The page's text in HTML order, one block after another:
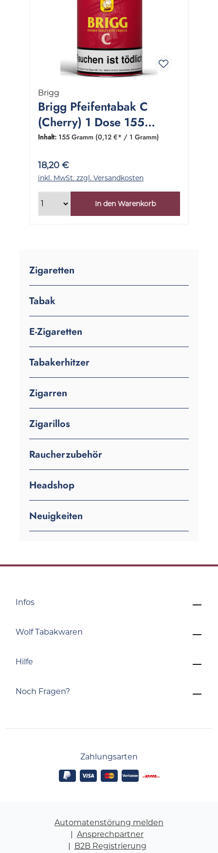
Zigaretten
Tabak
E-Zigaretten
Tabakerhitzer
Zigarren
Zigarillos
Raucherzubehör
Headshop
Neuigkeiten
Brigg
Brigg Pfeifentabak C
(Cherry) 1 Dose 155
Gramm
Inhalt: 155 Gramm (0,12 €* / 1 Gramm)
18,20 €
inkl. MwSt. zzgl. Versandkosten
In den Warenkorb
Noch Fragen?
Infos
Wolf Tabakwaren
Hilfe
Zahlungsarten
Automatenstörung melden
Ansprechpartner
B2B Registrierung